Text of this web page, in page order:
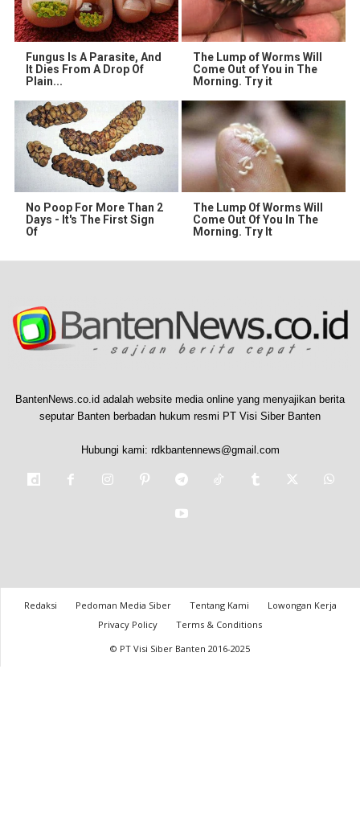
Fungus Is A Parasite, And
It Dies From A Drop Of
Plain...
The Lump of Worms Will
Come Out of You in The
Morning. Try it
No Poop For More Than 2
Days - It's The First Sign
Of
The Lump Of Worms Will
Come Out Of You In The
Morning. Try It
BantenNews.co.id adalah website media online yang menyajikan berita
seputar Banten berbadan hukum resmi PT Visi Siber Banten
Hubungi kami: rdkbantennews@gmail.com
Redaksi Pedoman Media Siber Tentang Kami
Lowongan Kerja
Privacy Policy
Terms & Conditions
© PT Visi Siber Banten 2016-2025